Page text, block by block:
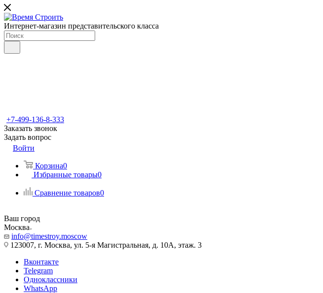
Интернет-магазин представительского класса
+7-499-136-8-333
Заказать звонок
Задать вопрос
Войти
Корзина0
Избранные товары0
Сравнение товаров0
Ваш город
Москва
info@timestroy.moscow
123007, г. Москва, ул. 5-я Магистральная, д. 10А, этаж. 3
Вконтакте
Telegram
Одноклассники
WhatsApp